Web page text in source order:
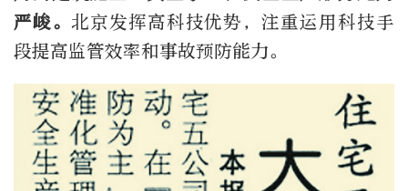
严峻。 北京发挥高科技优势，注重运用科技手
段提高监管效率和事故预防能力。